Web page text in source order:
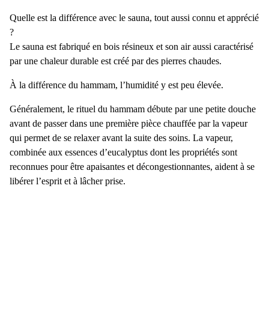
Quelle est la différence avec le sauna, tout aussi connu et apprécié
?
Le sauna est fabriqué en bois résineux et son air aussi caractérisé
par une chaleur durable est créé par des pierres chaudes.
À la différence du hammam, l’humidité y est peu élevée.
Généralement, le rituel du hammam débute par une petite douche
avant de passer dans une première pièce chauffée par la vapeur
qui permet de se relaxer avant la suite des soins. La vapeur,
combinée aux essences d’eucalyptus dont les propriétés sont
reconnues pour être apaisantes et décongestionnantes, aident à se
libérer l’esprit et à lâcher prise.